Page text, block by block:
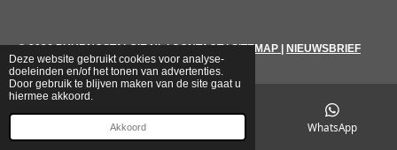
Deze website gebruikt cookies voor analyse-
doeleinden en/of het tonen van advertenties.
Door gebruik te blijven maken van de site gaat u
hiermee akkoord.
Akkoord
© 2026 PUURNOSTALGIE.NL|CONTACT|SITEMAP NIEUWSBRIEF
WhatsApp